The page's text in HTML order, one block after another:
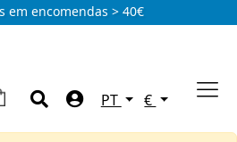
em encomendas > 40€
PT €